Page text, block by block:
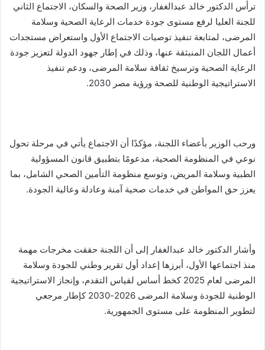
ترأس الدكتور خالد عبدالغفار، وزير الصحة والسكان، الاجتماع الثاني
للجنة العليا لرفع مستوى جودة خدمات الرعاية الصحية وسلامة
المرضى، لمتابعة تنفيذ توصيات الاجتماع الأول واستعراض مستجدات
أعمال اللجان المنبثقة عنها، وذلك في إطار جهود الدولة لتعزيز جودة
الرعاية الصحية وترسيخ ثقافة سلامة المرضى، ودعم تنفيذ
الاستراتيجية الوطنية للصحة ورؤية مصر 2030.
ورحب الوزير بأعضاء اللجنة، مؤكدًا أن الاجتماع يأتي في مرحلة تحول
نوعي في المنظومة الصحية، مدعومًا بتطبيق قانون المسؤولية
الطبية وسلامة المريض، وتوسع منظومة التأمين الصحي الشامل، بما
يعزز حق المواطن في خدمات صحية آمنة وعادلة وعالية الجودة.
وأشار الدكتور خالد عبدالغفار إلى أن اللجنة حققت مخرجات مهمة
منذ اجتماعها الأول، أبرزها إعداد أول تقرير وطني للجودة وسلامة
المرضى لعام 2025 كخط أساس لقياس التقدم، وإنجاز الاستراتيجية
الوطنية للجودة وسلامة المرضى 2026-2030 كإطار مرجعي
لتطوير المنظومة على مستوى الجمهورية.